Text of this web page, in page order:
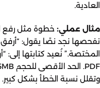
العادية.
مثال عملي: خطوة مثل رفع
نفحصها نجد نصًا يقول: “أرفق
المختصة.” نُعيد كتابتها
وتقلل نسبة الخطأ بشكل كبير.